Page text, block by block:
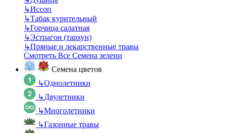
↳Иссоп
↳Табак курительный
↳Горчица салатная
↳Эстрагон (тархун)
↳Пряные и лекарственные травы
Смотреть Все Семена зелени
Семена цветов
↳Однолетники
↳Двулетники
↳Многолетники
↳Газонные травы